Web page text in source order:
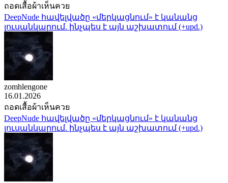
ถอดเสื้อผ้าเห็นควย
DeepNude հավելվածը «մերկացնում» է կանանց
լուսանկարում. ինչպես է այն աշխատում (+upd.)
zomhlengone
16.01.2026
ถอดเสื้อผ้าเห็นควย
DeepNude հավելվածը «մերկացնում» է կանանց
լուսանկարում. ինչպես է այն աշխատում (+upd.)